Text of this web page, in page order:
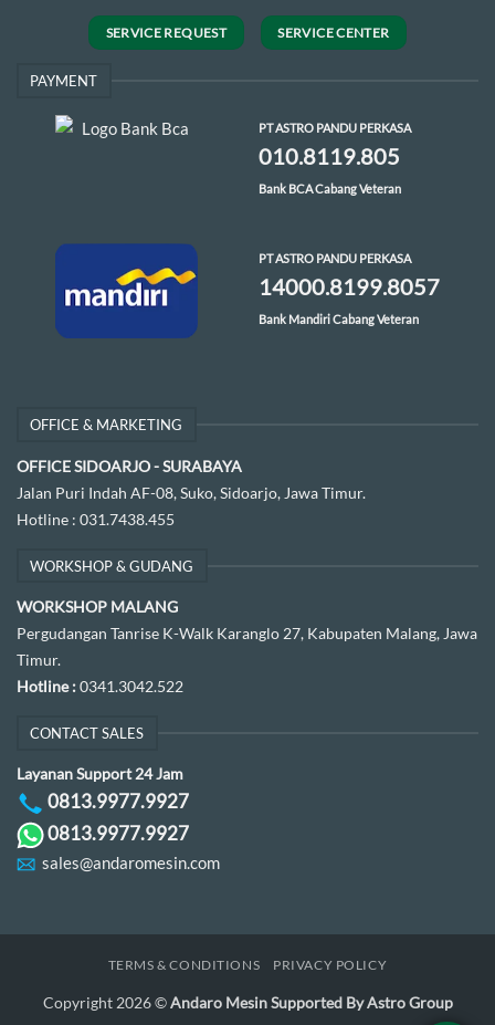
SERVICE REQUEST SERVICE CENTER
PAYMENT
PT ASTRO PANDU PERKASA
010.8119.805
Bank BCA Cabang Veteran
PT ASTRO PANDU PERKASA
14000.8199.8057
Bank Mandiri Cabang Veteran
OFFICE & MARKETING
OFFICE SIDOARJO - SURABAYA
Jalan Puri Indah AF-08, Suko, Sidoarjo, Jawa Timur.
Hotline : 031.7438.455
WORKSHOP & GUDANG
WORKSHOP MALANG
Pergudangan Tanrise K-Walk Karanglo 27, Kabupaten Malang, Jawa
Timur.
Hotline :0341.3042.522
CONTACT SALES
Layanan Support 24 Jam
0813.9977.9927
0813.9977.9927
sales@andaromesin.com
TERMS & CONDITIONS PRIVACY POLICY
Copyright 2026 ©Andaro Mesin Supported By Astro Group